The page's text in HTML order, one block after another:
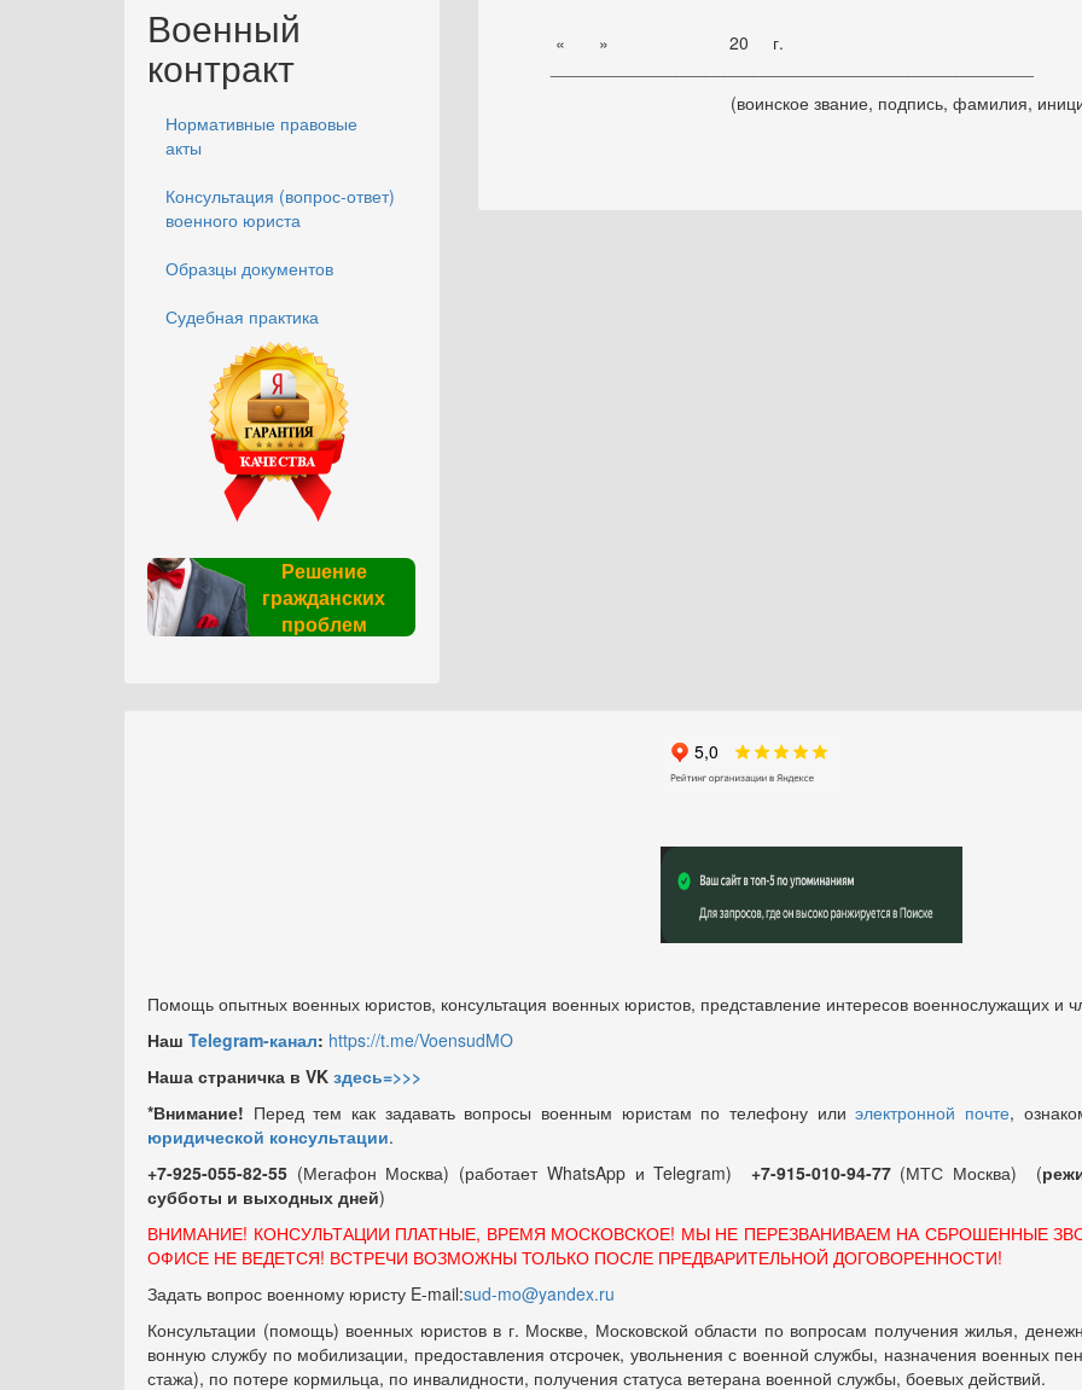
Военный
контракт
Нормативные правовые
акты
Консультация (вопрос-ответ)
военного юриста
Образцы документов
Судебная практика
Решение
гражданских
проблем
« » 20 г.
(воинское звание, подпись, фамилия,
Помощь опытных военных юристов, консультация военных юристов, представление интересов военнослужащих и
Наш Telegram-канал: https://t.me/VoensudMO
Наша страничка в VK здесь=>>>
*Внимание! Перед тем как задавать вопросы военным юристам по телефону илиэлектронной почте,
юридической консультации.
+7-925-055-82-55 (Мегафон Москва) (работает WhatsApp и Telegram) +7-915-010-94-77 (МТС Москва) (
субботы и выходных дней)
ВНИМАНИЕ! КОНСУЛЬТАЦИИ ПЛАТНЫЕ, ВРЕМЯ МОСКОВСКОЕ! МЫ НЕ ПЕРЕЗВАНИВАЕМ НА СБРОШЕННЫЕ
ОФИСЕ НЕ ВЕДЕТСЯ! ВСТРЕЧИ ВОЗМОЖНЫ ТОЛЬКО ПОСЛЕ ПРЕДВАРИТЕЛЬНОЙ ДОГОВОРЕННОСТИ!
Задать вопрос военному юристу E-mail:sud-mo@yandex.ru
Консультации (помощь) военных юристов в г. Москве, Московской области по вопросам получения жилья,
вонную службу по мобилизации, предоставления отсрочек, увольнения с военной службы, назначения военных
стажа), по потере кормильца, по инвалидности, получения статуса ветерана военной службы, боевых действий.